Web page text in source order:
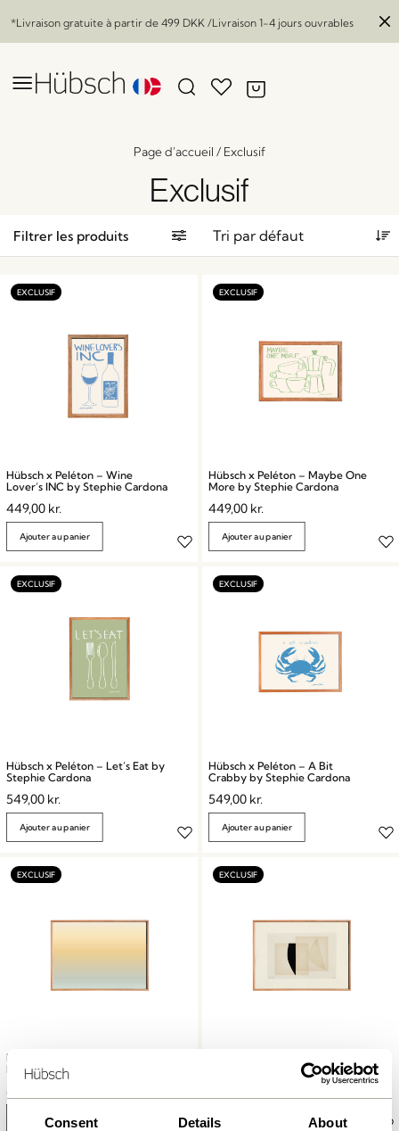
Consent Details About
*Livraison gratuite à partir de 499 DKK /Livraison 1-4 jours ouvrables
Page d'accueil / Exclusif
Exclusif
Filtrer les produits
Hübsch x Peléton – Wine
Lover’s INC by Stephie Cardona
449,00 kr.
Ajouter au panier
Hübsch x Peléton – Maybe One
More by Stephie Cardona
449,00 kr.
Ajouter au panier
Hübsch x Peléton – Let’s Eat by
Stephie Cardona
549,00 kr.
Ajouter au panier
Hübsch x Peléton – A Bit
Crabby by Stephie Cardona
549,00 kr.
Ajouter au panier
Hübsch x Peléton – Morning by
Mie & Him
899,00
Ajouter au panier
Collage 06 by Karolina Székely